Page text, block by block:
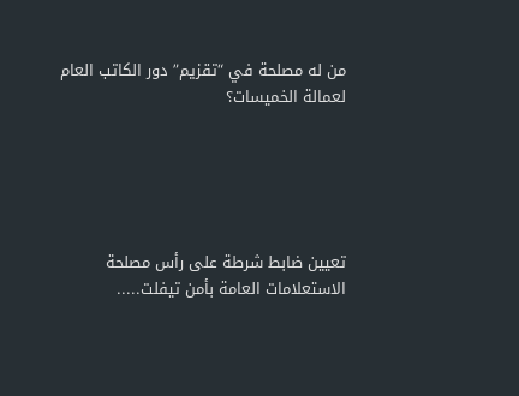
من له مصلحة في “تقزيم” دور الكاتب العام
لعمالة الخميسات؟
تعيين ضابط شرطة على رأس مصلحة
الاستعلامات العامة بأمن تيفلت.....